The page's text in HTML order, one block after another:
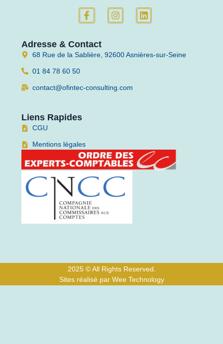
Adresse & Contact
68 Rue de la Sablière, 92600 Asnières-sur-Seine
01 84 78 60 50
contact@ofintec-consulting.com
Liens Rapides
CGU
Mentions légales
2025 © All Rights Reserved.
Sites réalisé par Wee Technology